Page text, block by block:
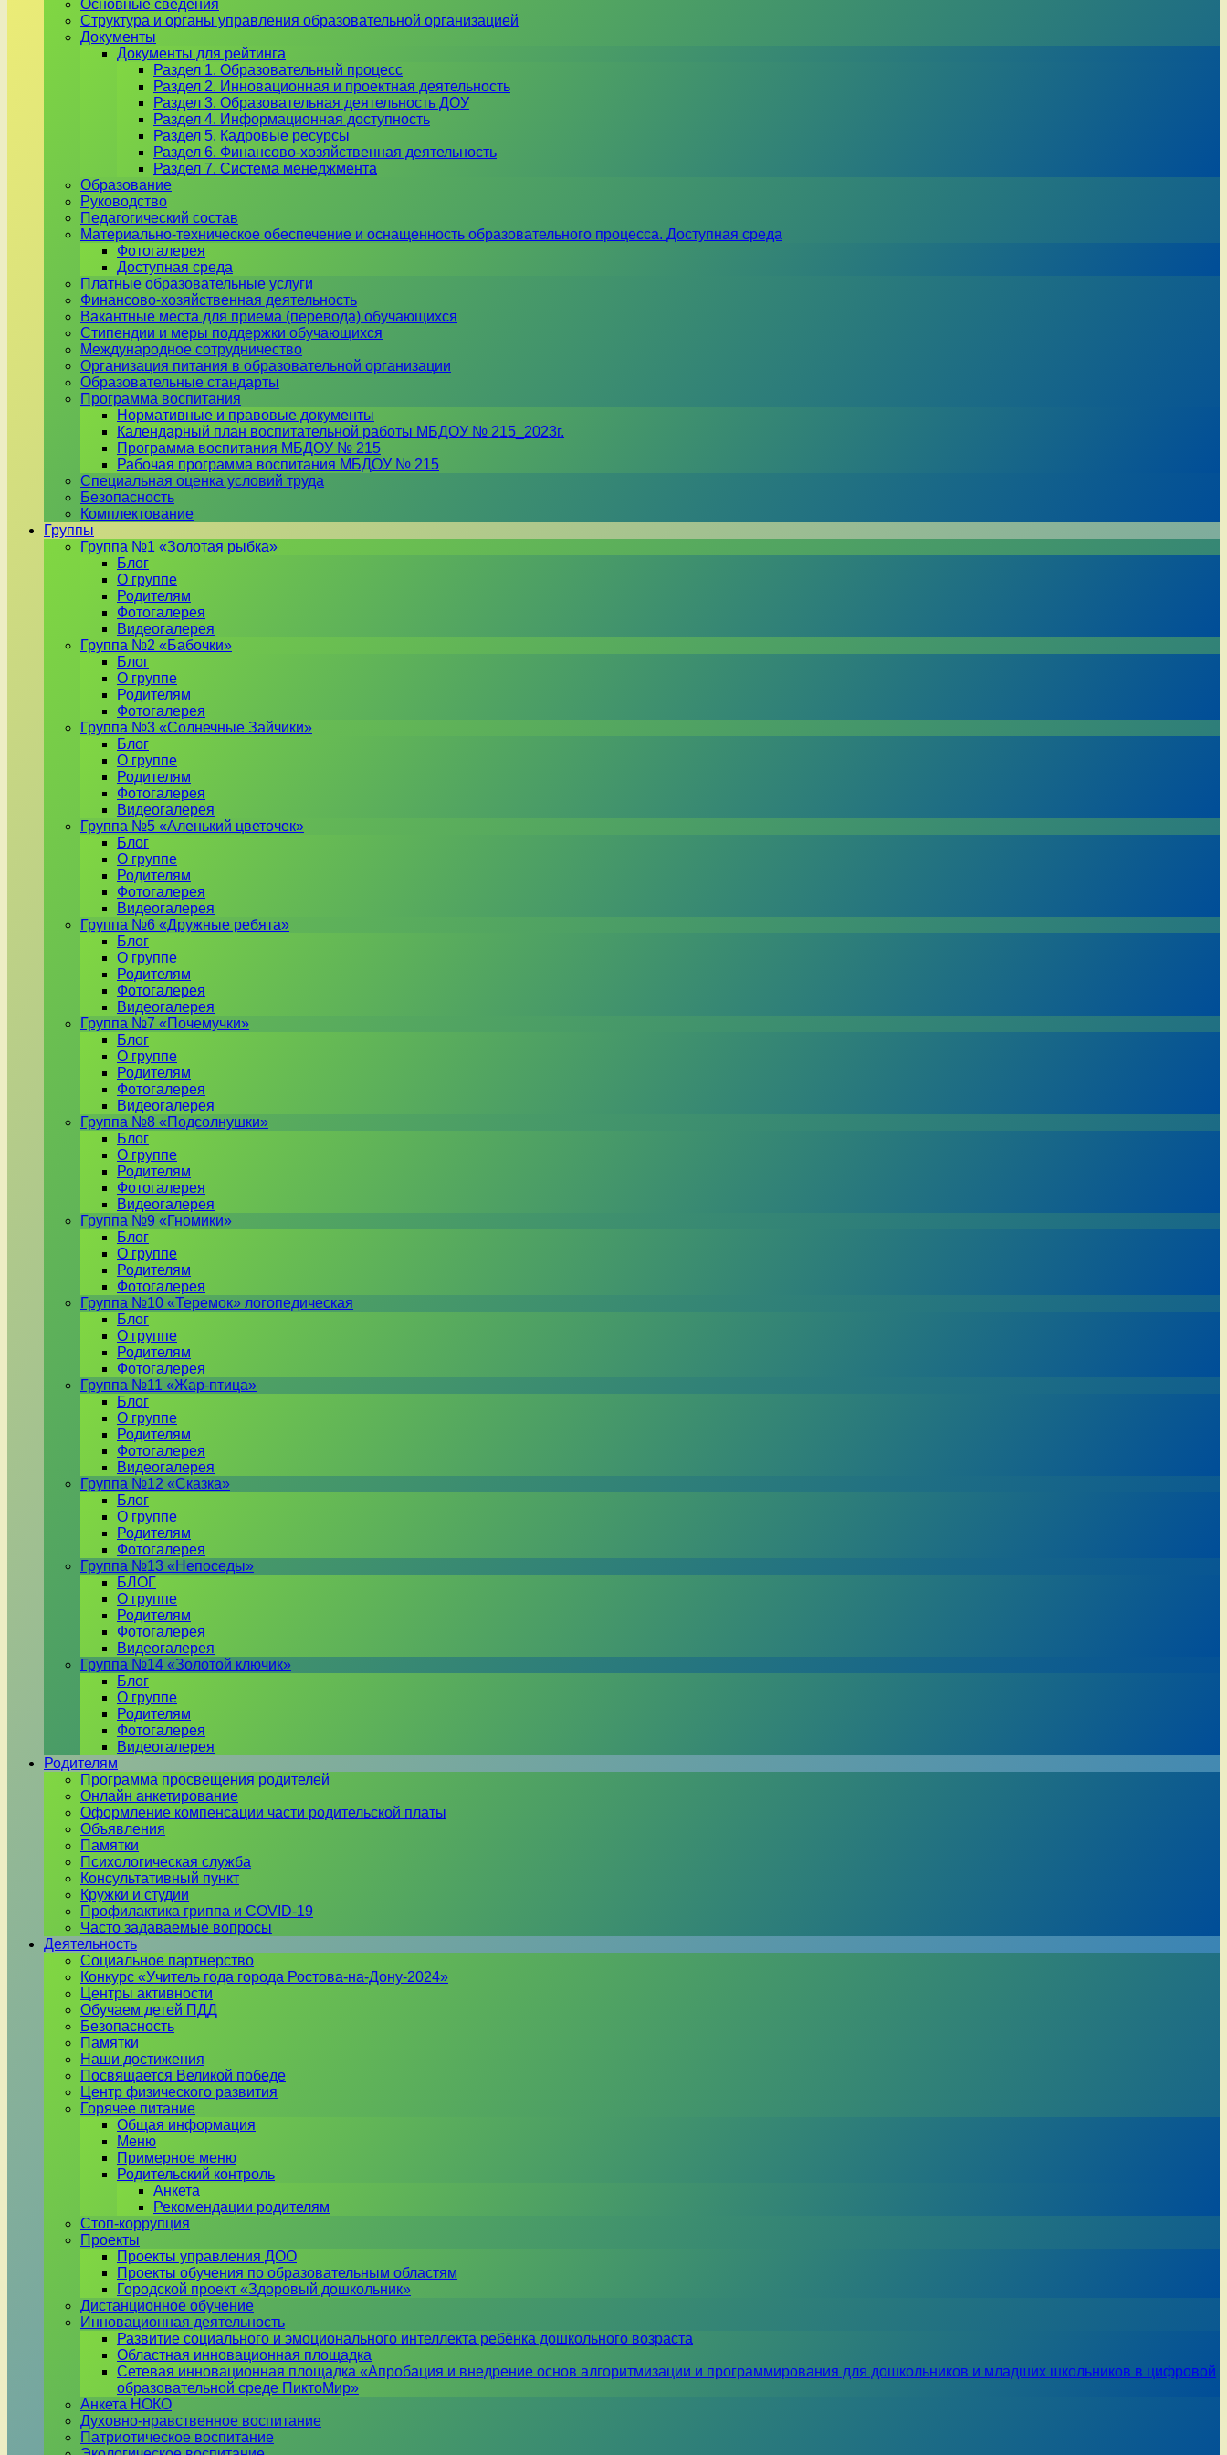
Основные сведения
Структура и органы управления образовательной организацией
Документы
Документы для рейтинга
Раздел 1. Образовательный процесс
Раздел 2. Инновационная и проектная деятельность
Раздел 3. Образовательная деятельность ДОУ
Раздел 4. Информационная доступность
Раздел 5. Кадровые ресурсы
Раздел 6. Финансово-хозяйственная деятельность
Раздел 7. Система менеджмента
Образование
Руководство
Педагогический состав
Материально-техническое обеспечение и оснащенность образовательного процесса. Доступная среда
Фотогалерея
Доступная среда
Платные образовательные услуги
Финансово-хозяйственная деятельность
Вакантные места для приема (перевода) обучающихся
Стипендии и меры поддержки обучающихся
Международное сотрудничество
Организация питания в образовательной организации
Образовательные стандарты
Программа воспитания
Нормативные и правовые документы
Календарный план воспитательной работы МБДОУ № 215_2023г.
Программа воспитания МБДОУ № 215
Рабочая программа воспитания МБДОУ № 215
Специальная оценка условий труда
Безопасность
Комплектование
Группы
Группа №1 «Золотая рыбка»
Блог
О группе
Родителям
Фотогалерея
Видеогалерея
Группа №2 «Бабочки»
Блог
О группе
Родителям
Фотогалерея
Группа №3 «Солнечные Зайчики»
Блог
О группе
Родителям
Фотогалерея
Видеогалерея
Группа №5 «Аленький цветочек»
Блог
О группе
Родителям
Фотогалерея
Видеогалерея
Группа №6 «Дружные ребята»
Блог
О группе
Родителям
Фотогалерея
Видеогалерея
Группа №7 «Почемучки»
Блог
О группе
Родителям
Фотогалерея
Видеогалерея
Группа №8 «Подсолнушки»
Блог
О группе
Родителям
Фотогалерея
Видеогалерея
Группа №9 «Гномики»
Блог
О группе
Родителям
Фотогалерея
Группа №10 «Теремок» логопедическая
Блог
О группе
Родителям
Фотогалерея
Группа №11 «Жар-птица»
Блог
О группе
Родителям
Фотогалерея
Видеогалерея
Группа №12 «Сказка»
Блог
О группе
Родителям
Фотогалерея
Группа №13 «Непоседы»
БЛОГ
О группе
Родителям
Фотогалерея
Видеогалерея
Группа №14 «Золотой ключик»
Блог
О группе
Родителям
Фотогалерея
Видеогалерея
Родителям
Программа просвещения родителей
Онлайн анкетирование
Оформление компенсации части родительской платы
Объявления
Памятки
Психологическая служба
Консультативный пункт
Кружки и студии
Профилактика гриппа и COVID-19
Часто задаваемые вопросы
Деятельность
Социальное партнерство
Конкурс «Учитель года города Ростова-на-Дону-2024»
Центры активности
Обучаем детей ПДД
Безопасность
Памятки
Наши достижения
Посвящается Великой победе
Центр физического развития
Горячее питание
Общая информация
Меню
Примерное меню
Родительский контроль
Анкета
Рекомендации родителям
Стоп-коррупция
Проекты
Проекты управления ДОО
Проекты обучения по образовательным областям
Городской проект «Здоровый дошкольник»
Дистанционное обучение
Инновационная деятельность
Развитие социального и эмоционального интеллекта ребёнка дошкольного возраста
Областная инновационная площадка
Сетевая инновационная площадка «Апробация и внедрение основ алгоритмизации и программирования для дошкольников и младших школьников в цифровой
образовательной среде ПиктоМир»
Анкета НОКО
Духовно-нравственное воспитание
Патриотическое воспитание